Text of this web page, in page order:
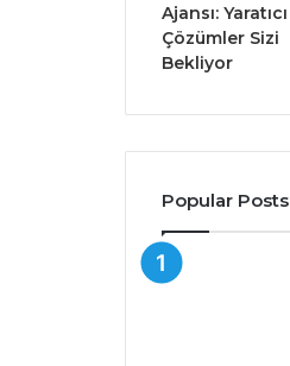
Ajansı: Yaratıcı
Çözümler Sizi
Bekliyor
Popular Posts